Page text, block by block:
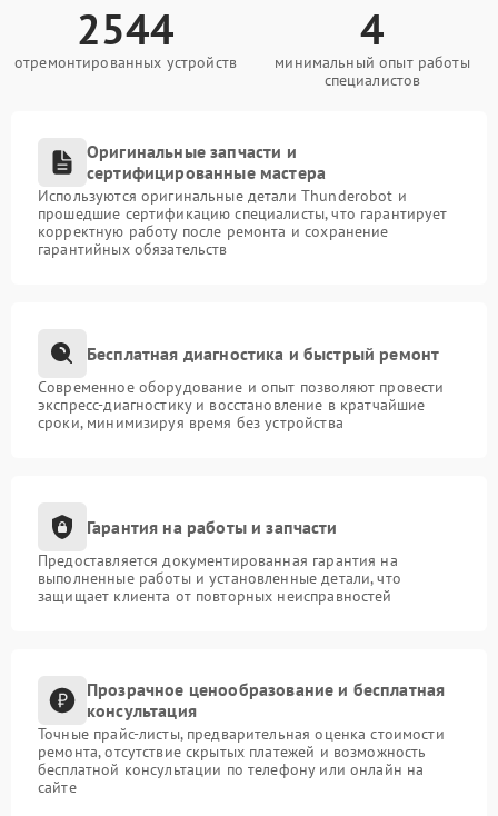
2544
отремонтированных устройств
4
минимальный опыт работы
специалистов
Оригинальные запчасти и
сертифицированные мастера
Используются оригинальные детали Thunderobot и
прошедшие сертификацию специалисты, что гарантирует
корректную работу после ремонта и сохранение
гарантийных обязательств
Бесплатная диагностика и быстрый ремонт
Современное оборудование и опыт позволяют провести
экспресс-диагностику и восстановление в кратчайшие
сроки, минимизируя время без устройства
Гарантия на работы и запчасти
Предоставляется документированная гарантия на
выполненные работы и установленные детали, что
защищает клиента от повторных неисправностей
Прозрачное ценообразование и бесплатная
консультация
Точные прайс-листы, предварительная оценка стоимости
ремонта, отсутствие скрытых платежей и возможность
бесплатной консультации по телефону или онлайн на
сайте